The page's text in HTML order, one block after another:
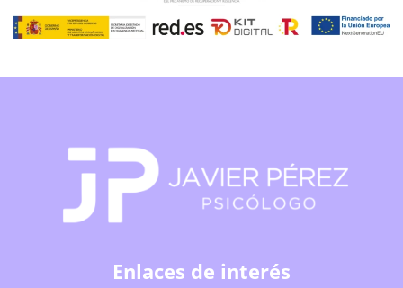
Enlaces de interés